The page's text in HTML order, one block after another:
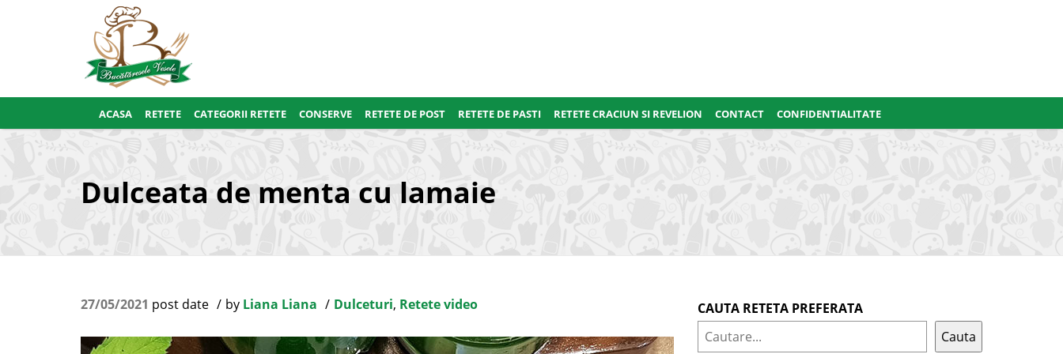
ACASA RETETE CATEGORII RETETE CONSERVE RETETE DE POST RETETE DE PASTI RETETE CRACIUN SI REVELION CONTACT CONFIDENTIALITATE
Dulceata de menta cu lamaie
27/05/2021 post date by Liana Liana Dulceturi, Retete video
CAUTA RETETA PREFERATA
Cauta